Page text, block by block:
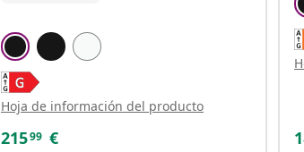
Hoja de información del producto
21599 €